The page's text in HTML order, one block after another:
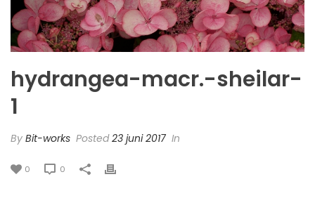
hydrangea-macr.-sheilar-
1
By Bit-works Posted23 juni 2017 In
0 0